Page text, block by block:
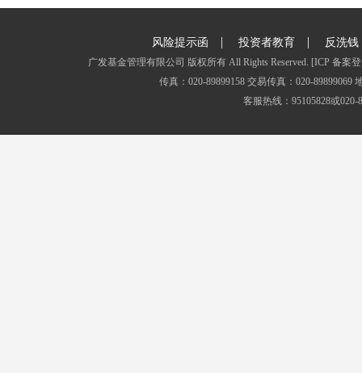
风险提示函 | 投资者教育 | 反洗钱
广发基金管理有限公司 版权所有 All Rights Reserved. [ICP 备案
传真：020-89899158 交易传真：020-
客服热线：95105828或020-